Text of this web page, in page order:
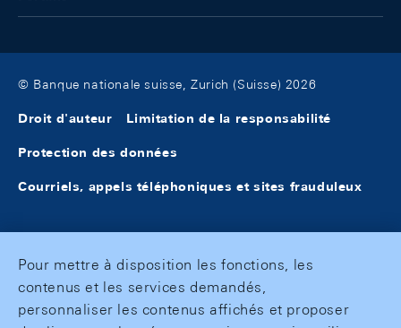
© Banque nationale suisse, Zurich (Suisse) 2026
Droit d'auteur Limitation de la responsabilité
Protection des données
Courriels, appels téléphoniques et sites frauduleux
Pour mettre à disposition les fonctions, les
contenus et les services demandés,
personnaliser les contenus affichés et proposer